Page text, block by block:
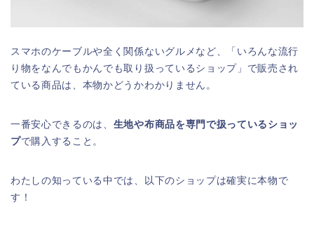
スマホのケーブルや全く関係ないグルメなど、「いろんな流行
り物をなんでもかんでも取り扱っているショップ」で販売され
ている商品は、本物かどうかわかりません。
一番安心できるのは、 生地や布商品を専門で扱っているショッ
プで購入すること。
わたしの知っている中では、以下のショップは確実に本物で
す！